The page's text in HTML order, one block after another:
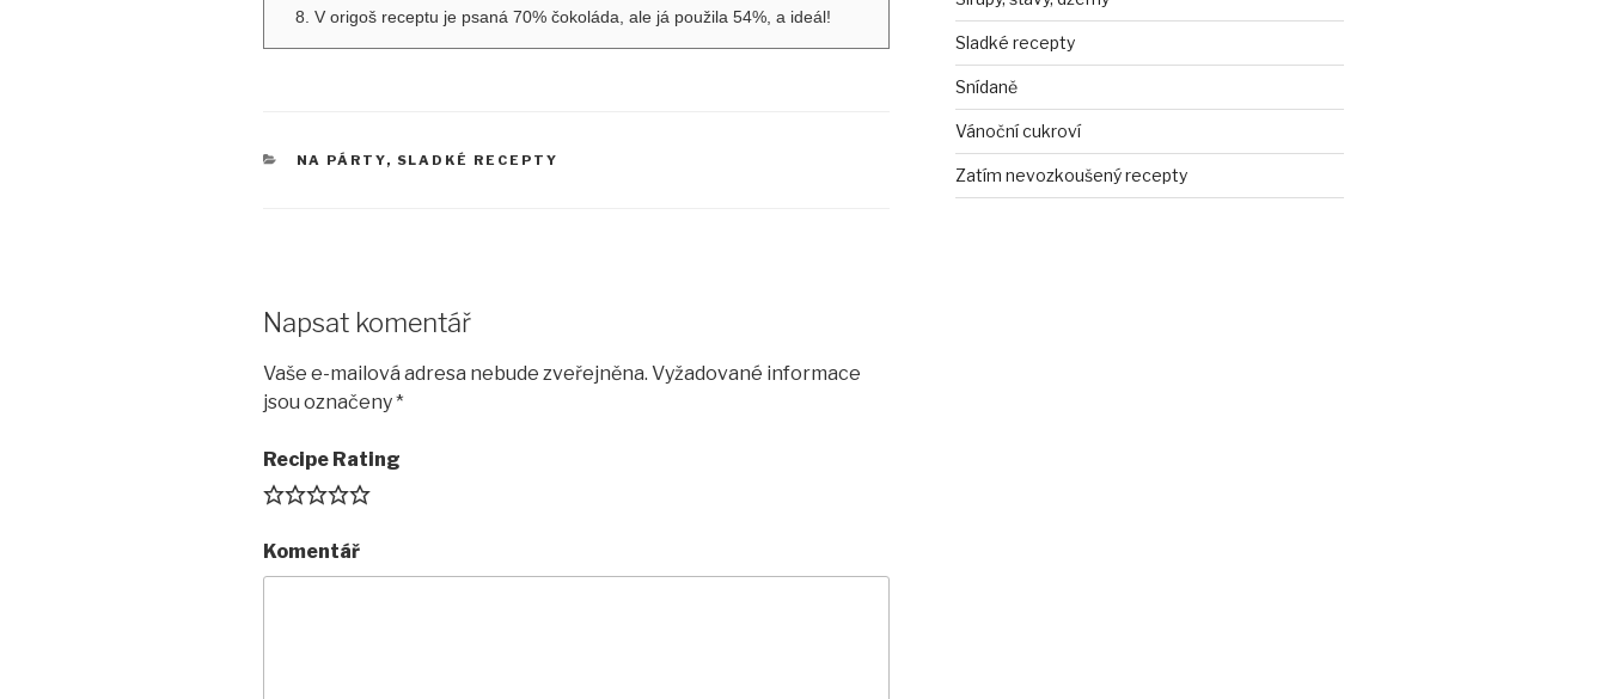
V origoš receptu je psaná 70% čokoláda, ale já použila 54%, a ideál!
RUBRIKY
NA PÁRTY, SLADKÉ RECEPTY
Napsat komentář
Vaše e-mailová adresa nebude zveřejněna. Vyžadované informace
jsou označeny*
Recipe Rating
Komentář
Sladké recepty
Snídaně
Vánoční cukroví
Zatím nevozkoušený recepty